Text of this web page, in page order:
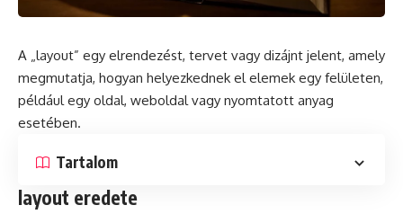
A „layout” egy elrendezést, tervet vagy dizájnt jelent, amely
megmutatja, hogyan helyezkednek el elemek egy felületen,
például egy oldal, weboldal vagy nyomtatott anyag
esetében.
Tartalom
layout eredete